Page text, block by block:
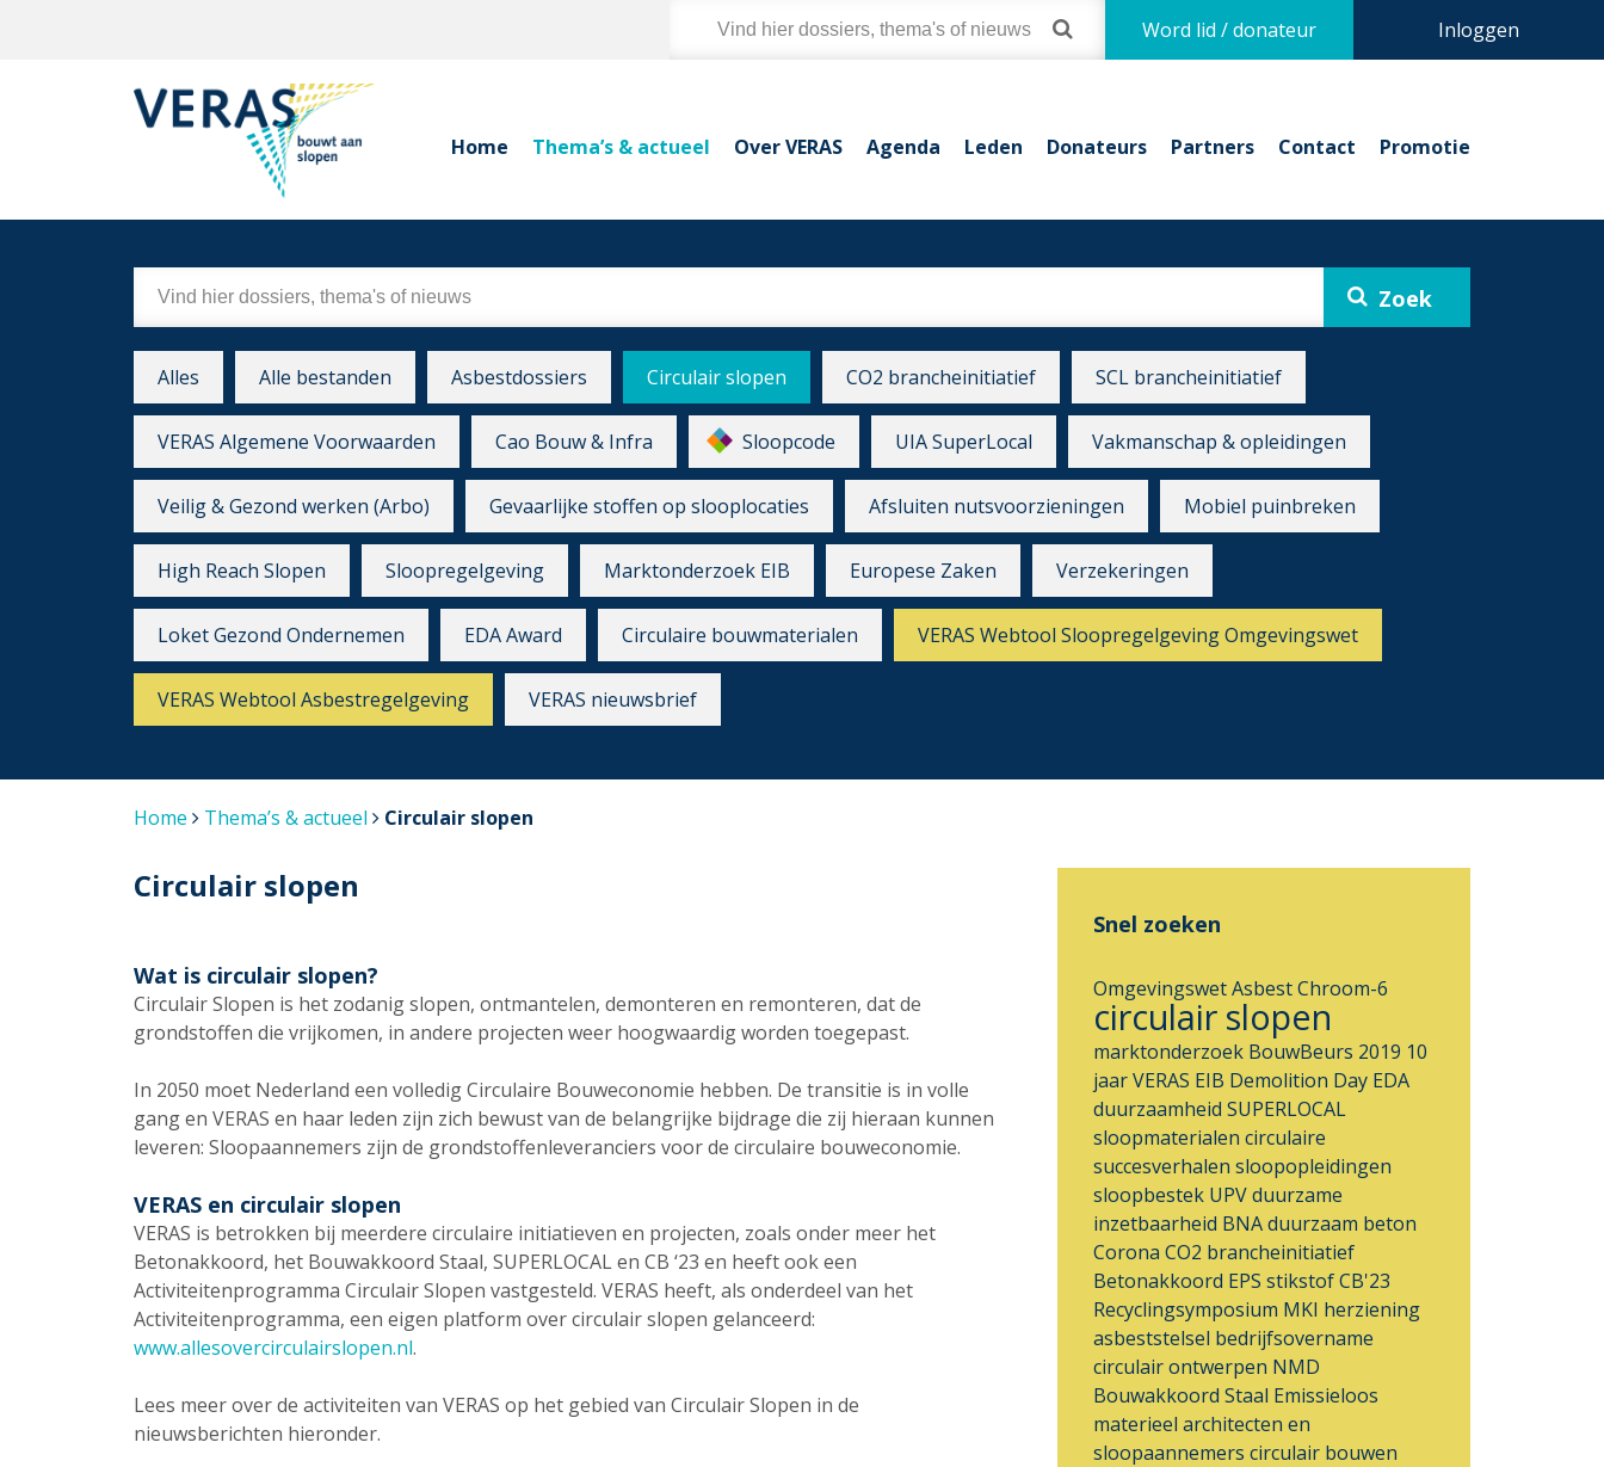
Inloggen
Word lid / donateur
Home Thema’s & actueel Over VERAS Agenda Leden Donateurs Partners Contact Promotie
Alles Alle bestanden Asbestdossiers Circulair slopen CO2 brancheinitiatief SCL brancheinitiatief
VERAS Algemene Voorwaarden Cao Bouw & Infra Sloopcode UIA SuperLocal Vakmanschap & opleidingen
Veilig & Gezond werken (Arbo) Gevaarlijke stoffen op slooplocaties Afsluiten nutsvoorzieningen Mobiel puinbreken
High Reach Slopen Sloopregelgeving Marktonderzoek EIB Europese Zaken Verzekeringen
Loket Gezond Ondernemen EDA Award Circulaire bouwmaterialen VERAS Webtool Sloopregelgeving Omgevingswet
VERAS Webtool Asbestregelgeving VERAS nieuwsbrief
Home Thema’s & actueel Circulair slopen
Circulair slopen
Wat is circulair slopen?
Circulair Slopen is het zodanig slopen, ontmantelen, demonteren en remonteren, dat de
grondstoffen die vrijkomen, in andere projecten weer hoogwaardig worden toegepast.
In 2050 moet Nederland een volledig Circulaire Bouweconomie hebben. De transitie is in volle
gang en VERAS en haar leden zijn zich bewust van de belangrijke bijdrage die zij hieraan kunnen
leveren: Sloopaannemers zijn de grondstoffenleveranciers voor de circulaire bouweconomie.
VERAS en circulair slopen
VERAS is betrokken bij meerdere circulaire initiatieven en projecten, zoals onder meer het
Betonakkoord, het Bouwakkoord Staal, SUPERLOCAL en CB ‘23 en heeft ook een
Activiteitenprogramma Circulair Slopen vastgesteld. VERAS heeft, als onderdeel van het
Activiteitenprogramma, een eigen platform over circulair slopen gelanceerd:
www.allesovercirculairslopen.nl.
Lees meer over de activiteiten van VERAS op het gebied van Circulair Slopen in de
nieuwsberichten hieronder.
Snel zoeken
OmgevingswetAsbestChroom-6
circulair slopen
marktonderzoek BouwBeurs 2019 10
jaar VERAS EIB Demolition Day EDA
duurzaamheid SUPERLOCAL
sloopmaterialen circulaire
succesverhalen sloopopleidingen
sloopbestek UPVduurzame
inzetbaarheid BNAduurzaam beton
Corona CO2 brancheinitiatief
Betonakkoord EPS stikstofCB'23
Recyclingsymposium MKI herziening
asbeststelsel bedrijfsovername
circulair ontwerpen NMD
Bouwakkoord Staal Emissieloos
materieel architecten en
sloopaannemers circulair bouwen